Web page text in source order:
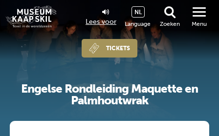
Lees voor Language
NL
Zoeken
TICKETS
Menu
Engelse Rondleiding Maquette en
Palmhoutwrak